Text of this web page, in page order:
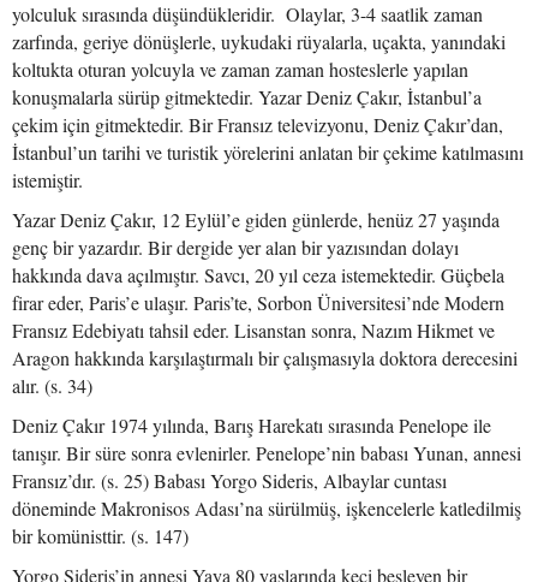
yolculuk sırasında düşündükleridir. Olaylar, 3-4 saatlik zaman
zarfında, geriye dönüşlerle, uykudaki rüyalarla, uçakta, yanındaki
koltukta oturan yolcuyla ve zaman zaman hosteslerle yapılan
konuşmalarla sürüp gitmektedir. Yazar Deniz Çakır, İstanbul’a
çekim için gitmektedir. Bir Fransız televizyonu, Deniz Çakır’dan,
İstanbul’un tarihi ve turistik yörelerini anlatan bir çekime katılmasını
istemiştir.
Yazar Deniz Çakır, 12 Eylül’e giden günlerde, henüz 27 yaşında
genç bir yazardır. Bir dergide yer alan bir yazısından dolayı
hakkında dava açılmıştır. Savcı, 20 yıl ceza istemektedir. Güçbela
firar eder, Paris’e ulaşır. Paris’te, Sorbon Üniversitesi’nde Modern
Fransız Edebiyatı tahsil eder. Lisanstan sonra, Nazım Hikmet ve
Aragon hakkında karşılaştırmalı bir çalışmasıyla doktora derecesini
alır. (s. 34)
Deniz Çakır 1974 yılında, Barış Harekatı sırasında Penelope ile
tanışır. Bir süre sonra evlenirler. Penelope’nin babası Yunan, annesi
Fransız’dır. (s. 25) Babası Yorgo Sideris, Albaylar cuntası
döneminde Makronisos Adası’na sürülmüş, işkencelerle katledilmiş
bir komünisttir. (s. 147)
Yorgo Sideris’in annesi Yaya 80 yaşlarında keçi besleyen bir